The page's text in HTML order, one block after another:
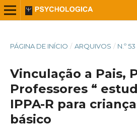
PÁGINA DE INÍCIO / ARQUIVOS / N.º
Vinculação a Pais,
Professores “
IPPA-R para
básico